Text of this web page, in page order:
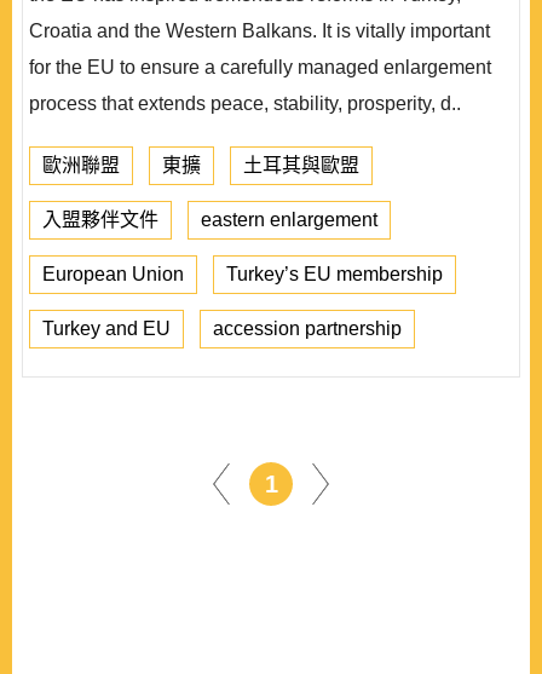
Croatia and the Western Balkans. It is vitally important
for the EU to ensure a carefully managed enlargement
process that extends peace, stability, prosperity, d..
歐洲聯盟 東擴 土耳其與歐盟
入盟夥伴文件 eastern enlargement
European Union Turkey’s EU membership
Turkey and EU accession partnership
1